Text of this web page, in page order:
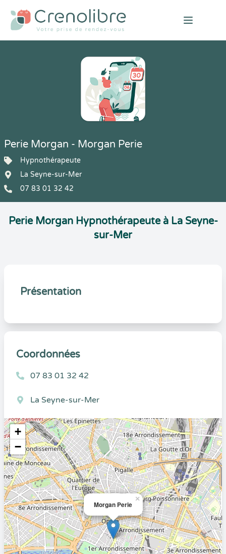
Open
Perie Morgan - Morgan Perie
Hypnothérapeute
La Seyne-sur-Mer
07 83 01 32 42
Perie Morgan Hypnothérapeute à La Seyne-
sur-Mer
Présentation
Coordonnées
07 83 01 32 42
La Seyne-sur-Mer
Morgan Perie
×
+
−